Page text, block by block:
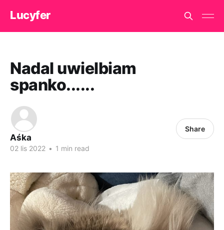
Lucyfer
Nadal uwielbiam
spanko......
Aśka
02 lis 2022 • 1 min read
Share